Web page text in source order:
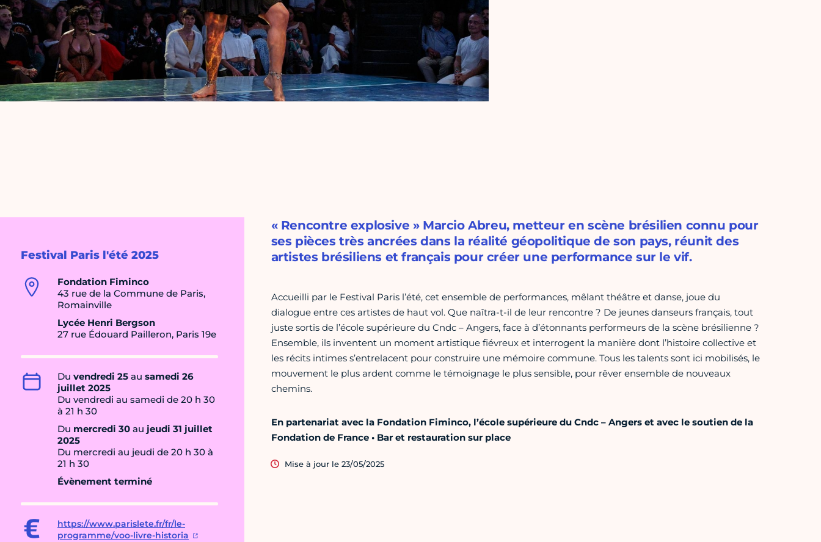
Festival Paris l'été 2025
Fondation Fiminco
43 rue de la Commune de Paris,
Romainville
Lycée Henri Bergson
27 rue Édouard Pailleron, Paris 19e
Du vendredi 25 au samedi 26
juillet 2025
Du vendredi au samedi de 20 h 30
à 21 h 30
Du mercredi 30 au jeudi 31 juillet
2025
Du mercredi au jeudi de 20 h 30 à
21 h 30
Évènement terminé
https://www.parislete.fr/fr/le-
programme/voo-livre-historia
« Rencontre explosive » Marcio Abreu, metteur en scène brésilien connu pour
ses pièces très ancrées dans la réalité géopolitique de son pays, réunit des
artistes brésiliens et français pour créer une performance sur le vif.
Accueilli par le Festival Paris l’été, cet ensemble de performances, mêlant théâtre et danse, joue du
dialogue entre ces artistes de haut vol. Que naîtra-t-il de leur rencontre ? De jeunes danseurs français, tout
juste sortis de l’école supérieure du Cndc – Angers, face à d’étonnants performeurs de la scène brésilienne ?
Ensemble, ils inventent un moment artistique fiévreux et interrogent la manière dont l’histoire collective et
les récits intimes s’entrelacent pour construire une mémoire commune. Tous les talents sont ici mobilisés, le
mouvement le plus ardent comme le témoignage le plus sensible, pour rêver ensemble de nouveaux
chemins.
En partenariat avec la Fondation Fiminco, l’école supérieure du Cndc – Angers et avec le soutien de la
Fondation de France • Bar et restauration sur place
Mise à jour le 23/05/2025